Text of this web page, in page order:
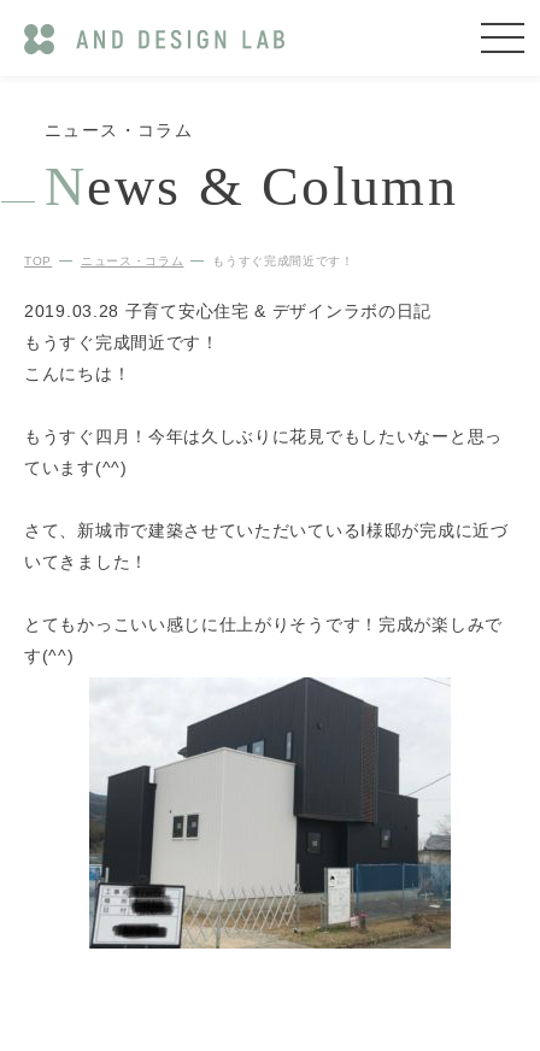
ニュース・コラム
News & Column
TOP ニュース・コラム もうすぐ完成間近です！
2019.03.28 子育て安心住宅 & デザインラボの日記
もうすぐ完成間近です！
こんにちは！
もうすぐ四月！今年は久しぶりに花見でもしたいなーと思っ
ています(^^)
さて、新城市で建築させていただいているI様邸が完成に近づ
いてきました！
とてもかっこいい感じに仕上がりそうです！完成が楽しみで
す(^^)